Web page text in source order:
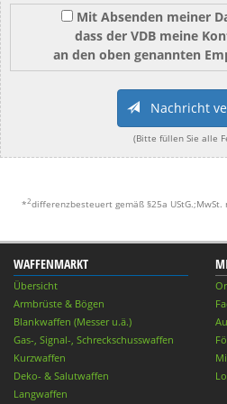
Mit Absenden meiner
dass der VDB meine
an den oben genannten
Nachricht
(Bitte füllen Sie alle
*2differenzbesteuert gemäß §25a
WAFFENMARKT
Übersicht
Armbrüste & Bögen
Blankwaffen (Messer u.ä.)
Gas-, Signal-, Schreckschusswaffen
Kurzwaffen
Deko- & Salutwaffen
Langwaffen